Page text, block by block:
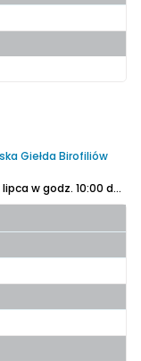
Giełda Birofiliów
Giełda tradycyjnie w ostatnią sobotę lipca w godz. 10:00 do 14:00. w Przystani nad Wisłą. Kuchnia czynna od 13:00. Piwo od 10:00 z Kompanii Piwowarskiej - Lech zero, Książęce, Kozel.